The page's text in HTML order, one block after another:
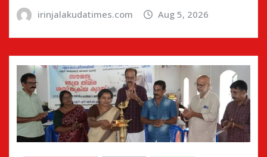
irinjalakudatimes.com Aug 5, 2026